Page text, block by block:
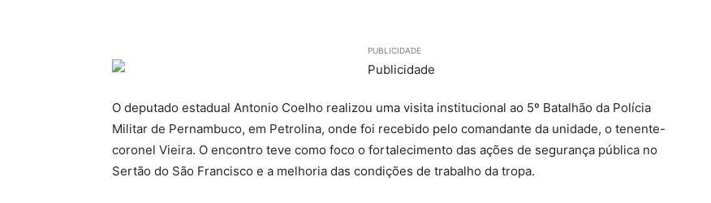
PUBLICIDADE
O deputado estadual Antonio Coelho realizou uma visita institucional ao 5º Batalhão da Polícia
Militar de Pernambuco, em Petrolina, onde foi recebido pelo comandante da unidade, o tenente-
coronel Vieira. O encontro teve como foco o fortalecimento das ações de segurança pública no
Sertão do São Francisco e a melhoria das condições de trabalho da tropa.